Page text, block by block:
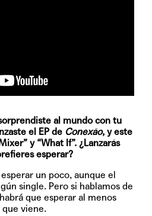
al mundo con tu
el EP de Conexão, y este
y “What If”. ¿Lanzarás
esperar?
un poco, aunque el
single. Pero si hablamos de
que esperar al menos
que viene.